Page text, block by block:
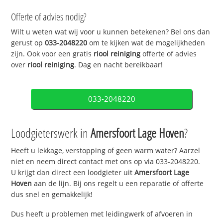
Offerte of advies nodig?
Wilt u weten wat wij voor u kunnen betekenen? Bel ons dan
gerust op033-2048220 om te kijken wat de mogelijkheden
zijn. Ook voor een gratis riool reiniging offerte of advies
over riool reiniging. Dag en nacht bereikbaar!
033-2048220
Loodgieterswerk inAmersfoort Lage Hoven?
Heeft u lekkage, verstopping of geen warm water? Aarzel
niet en neem direct contact met ons op via 033-2048220.
U krijgt dan direct een loodgieter uitAmersfoort Lage
Hoven aan de lijn. Bij ons regelt u een reparatie of offerte
dus snel en gemakkelijk!
Dus heeft u problemen met leidingwerk of afvoeren in